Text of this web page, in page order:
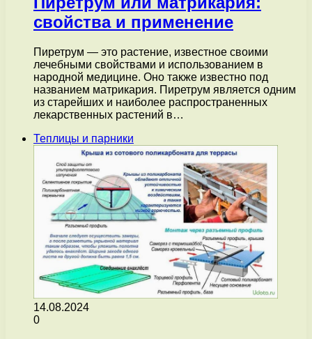
свойства и применение
Пиретрум — это растение, известное своими
лечебными свойствами и использованием в
народной медицине. Оно также известно под
названием матрикария. Пиретрум является одним
из старейших и наиболее распространенных
лекарственных растений в…
Теплицы и парники
14.08.2024
0